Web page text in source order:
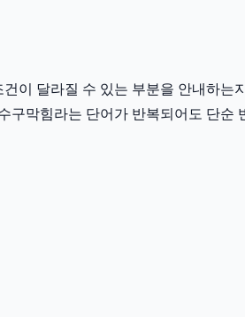
이 달라질 수 있는 부분을 안내하
막힘라는 단어가 반복되어도 단